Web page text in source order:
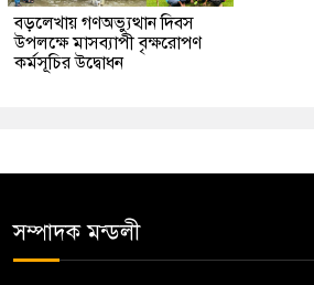
বড়লেখায় গণঅভ্যুত্থান দিবস
উপলক্ষে মাসব্যাপী বৃক্ষরোপণ
কর্মসূচির উদ্বোধন
সম্পাদক মন্ডলী